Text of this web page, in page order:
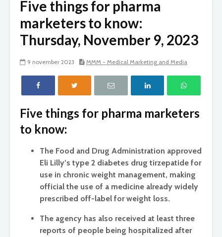
Five things for pharma
marketers to know:
Thursday, November 9, 2023
9 november 2023 MMM - Medical Marketing and Media
Five things for pharma marketers
to know:
The Food and Drug Administration approved
Eli Lilly’s type 2 diabetes drug tirzepatide for
use in chronic weight management, making
official the use of a medicine already widely
prescribed off-label for weight loss.
The agency has also received at least three
reports of people being hospitalized after